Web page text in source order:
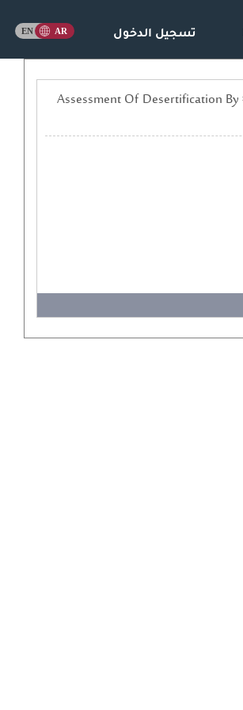
تسجيل الدخول
تقييم التصحر باستخدام بيانات التحسس النائي ونظم المعلومات الجغرافية للجزء الغربي من السهل الرسوبي / العراق == Assessment Of Desertification By